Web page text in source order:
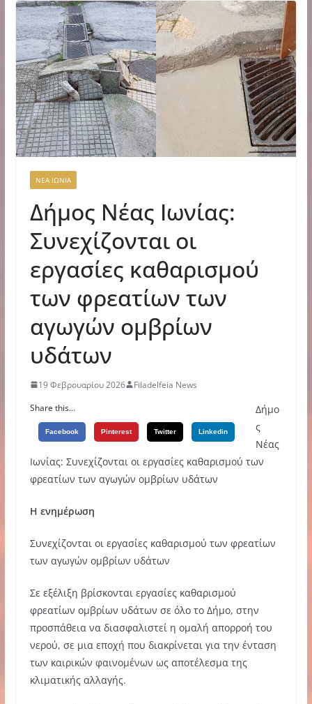
ΝΕΑ ΙΩΝΙΑ
Δήμος Νέας Ιωνίας:
Συνεχίζονται οι
εργασίες καθαρισμού
των φρεατίων των
αγωγών ομβρίων
υδάτων
19 Φεβρουαρίου 2026
Filadelfeia News
Share this...
Facebook Pinterest Twitter Linkedin
Δήμο
ς
Νέας
Ιωνίας: Συνεχίζονται οι εργασίες καθαρισμού των
φρεατίων των αγωγών ομβρίων υδάτων
Η ενημέρωση
Συνεχίζονται οι εργασίες καθαρισμού των φρεατίων
των αγωγών ομβρίων υδάτων
Σε εξέλιξη βρίσκονται εργασίες καθαρισμού
φρεατίων ομβρίων υδάτων σε όλο το Δήμο, στην
προσπάθεια να διασφαλιστεί η ομαλή απορροή του
νερού, σε μια εποχή που διακρίνεται για την ένταση
των καιρικών φαινομένων ως αποτέλεσμα της
κλιματικής αλλαγής.